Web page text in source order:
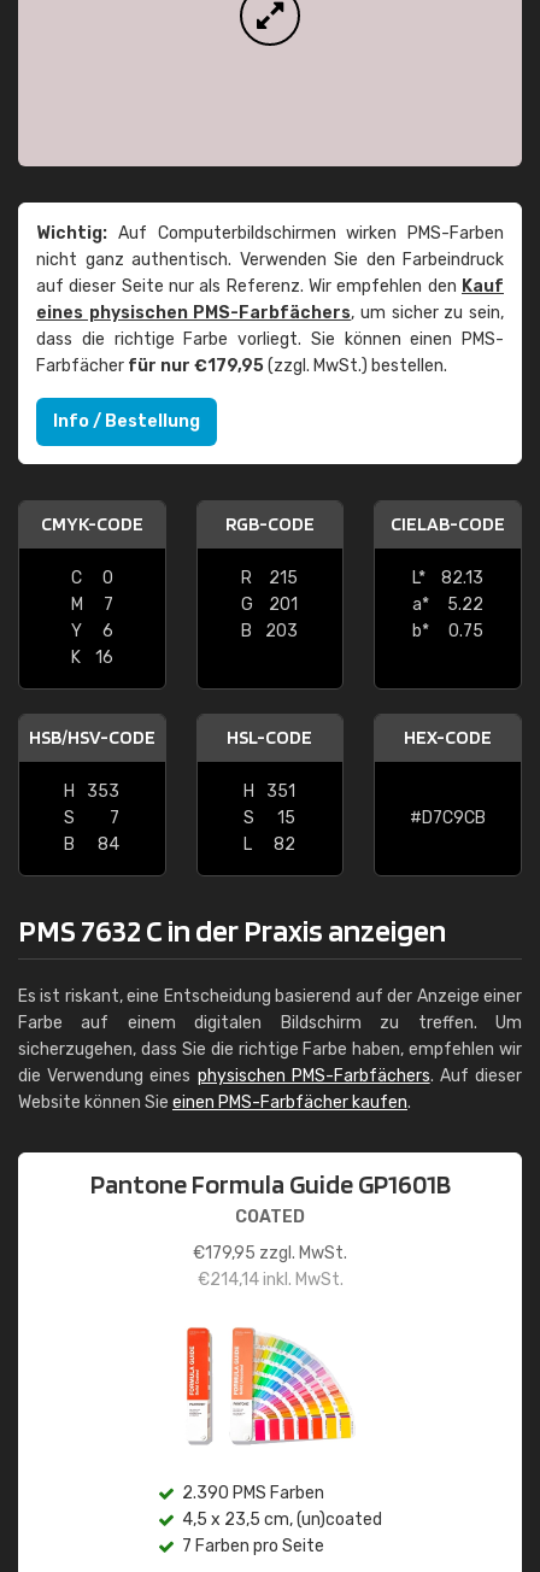
Wichtig: Auf Computerbildschirmen wirken PMS-Farben
nicht ganz authentisch. Verwenden Sie den Farbeindruck
auf dieser Seite nur als Referenz. Wir empfehlen den Kauf
eines physischen PMS-Farbfächers, um sicher zu sein,
dass die richtige Farbe vorliegt. Sie können einen PMS-
Farbfächer für nur €179,95(zzgl. MwSt.) bestellen.
Info / Bestellung
CMYK-CODE
C
0
M
7
Y
6
K
16
RGB-CODE
R
215
G
201
B
203
CIELAB-CODE
L*
82.13
a*
5.22
b*
0.75
HSB/HSV-CODE
H
353
S
7
B
84
HSL-CODE
H
351
S
15
L
82
HEX-CODE
#D7C9CB
PMS 7632 C in der Praxis anzeigen
Es ist riskant, eine Entscheidung basierend auf der Anzeige einer
Farbe auf einem digitalen Bildschirm zu treffen. Um
sicherzugehen, dass Sie die richtige Farbe haben, empfehlen wir
die Verwendung eines physischen PMS-Farbfächers. Auf dieser
Website können Sie einen PMS-Farbfächer kaufen.
Pantone Formula Guide GP1601B
COATED
€179,95 zzgl. MwSt.
€214,14inkl. MwSt.
2.390 PMS Farben
4,5 x 23,5 cm, (un)coated
7 Farben pro Seite